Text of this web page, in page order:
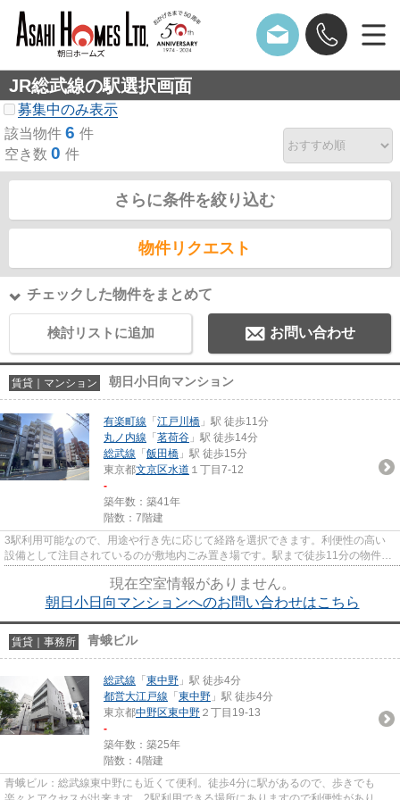
JR総武線の駅選択画面
募集中のみ表示
該当物件 6 件
空き数 0 件
さらに条件を絞り込む
物件リクエスト
チェックした物件をまとめて
検討リストに追加 お問い合わせ
賃貸｜マンション 朝日小日向マンション
有楽町線 「江戸川橋 」駅 徒歩11分
丸ノ内線 「茗荷谷 」駅 徒歩14分
総武線 「飯田橋 」駅 徒歩15分
東京都文京区水道 １丁目7-12
-
築年数：築41年
階数：7階建
3駅利用可能なので、用途や行き先に応じて経路を選択できます。利便性の高い
設備として注目されているのが敷地内ごみ置き場です。駅まで徒歩11分の物件で
す。造りとデザインに関して、...
現在空室情報がありません。
朝日小日向マンションへのお問い合わせはこちら
賃貸｜事務所 青蛾ビル
総武線 「東中野 」駅 徒歩4分
都営大江戸線 「東中野 」駅 徒歩4分
東京都中野区東中野 ２丁目19-13
-
築年数：築25年
階数：4階建
青蛾ビル：総武線東中野にも近くて便利。徒歩4分に駅があるので、歩きでも